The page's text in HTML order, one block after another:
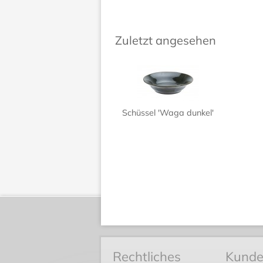
Zuletzt angesehen
Schüssel 'Waga dunkel'
Rechtliches